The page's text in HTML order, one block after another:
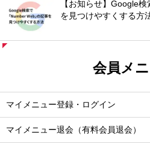
【お知らせ】Google
を見つけやすくする方
会員メ
マイメニュー登録・ログイン
マイメニュー退会（有料会員退会）